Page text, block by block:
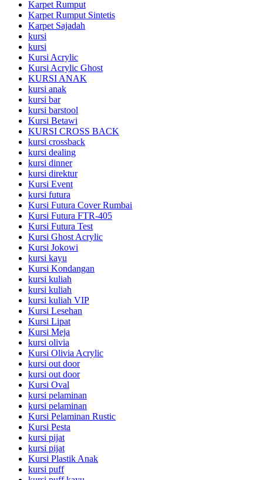
Karpet Rumput
Karpet Rumput Sintetis
Karpet Sajadah
kursi
kursi
Kursi Acrylic
Kursi Acrylic Ghost
KURSI ANAK
kursi anak
kursi bar
kursi barstool
Kursi Betawi
KURSI CROSS BACK
kursi crossback
kursi dealing
kursi dinner
kursi direktur
Kursi Event
kursi futura
Kursi Futura Cover Rumbai
Kursi Futura FTR-405
Kursi Futura Test
Kursi Ghost Acrylic
Kursi Jokowi
kursi kayu
Kursi Kondangan
kursi kuliah
kursi kuliah
kursi kuliah VIP
Kursi Lesehan
Kursi Lipat
Kursi Meja
kursi olivia
Kursi Olivia Acrylic
kursi out door
kursi out door
Kursi Oval
kursi pelaminan
kursi pelaminan
Kursi Pelaminan Rustic
Kursi Pesta
kursi pijat
kursi pijat
Kursi Plastik Anak
kursi puff